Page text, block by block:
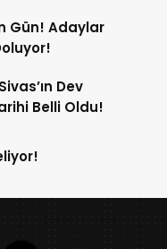
Gün! Adaylar
Dev
Belli Oldu!